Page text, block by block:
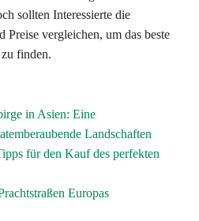
sollten Interessierte die
Preise vergleichen, um das beste
finden.
in Asien: Eine
Landschaften
für den Kauf des perfekten
Europas